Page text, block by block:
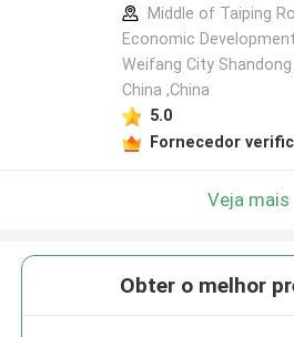
Middle of Taiping
Economic
Weifang City
China ,China
5.0
Fornecedor
Veja mais
Obter o melhor